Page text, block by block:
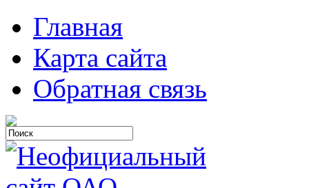
Главная
Карта сайта
Обратная связь